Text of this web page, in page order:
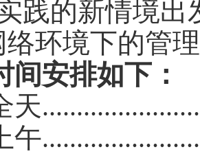
践的新情境
络环境下的管
间安排如下：
天
午